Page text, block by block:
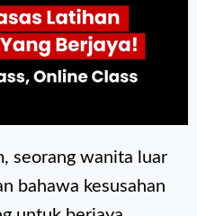
seorang wanita luar
bahawa kesusahan